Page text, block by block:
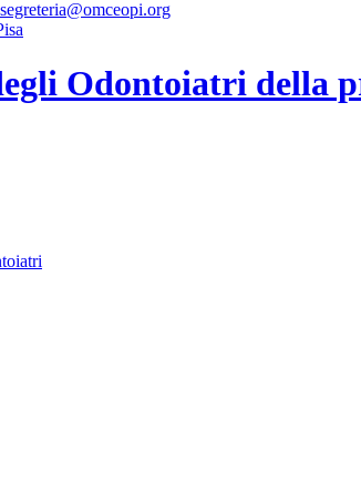
Odontoiatri della